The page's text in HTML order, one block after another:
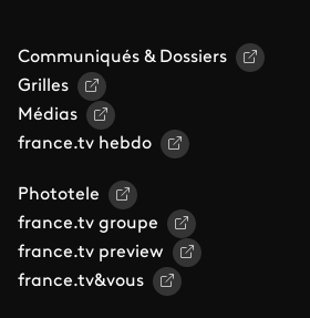
Communiqués & Dossiers
Grilles
Médias
france.tv hebdo
Phototele
france.tv groupe
france.tv preview
france.tv&vous